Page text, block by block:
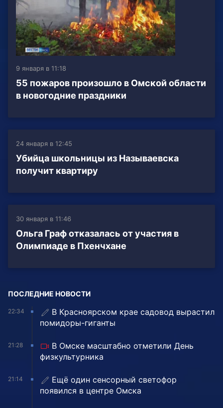
9 января в 11:18
55 пожаров произошло в Омской области
в новогодние праздники
24 января в 12:45
Убийца школьницы из Называевска
получит квартиру
30 января в 11:46
Ольга Граф отказалась от участия в
Олимпиаде в Пхенчхане
ПОСЛЕДНИЕ НОВОСТИ
22:34
В Красноярском крае садовод вырастил
помидоры-гиганты
21:28
В Омске масштабно отметили День
физкультурника
21:14
Ещё один сенсорный светофор
появился в центре Омска